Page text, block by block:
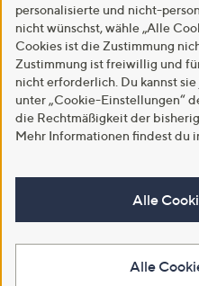
personalisierte und nicht-
nicht wünschst, wähle „Alle
Cookies ist die Zustimmung
Zustimmung ist freiwillig und
nicht erforderlich. Du kannst
unter „Cookie-Einstellungen“
die Rechtmäßigkeit der
Mehr Informationen findest du
Alle
Alle